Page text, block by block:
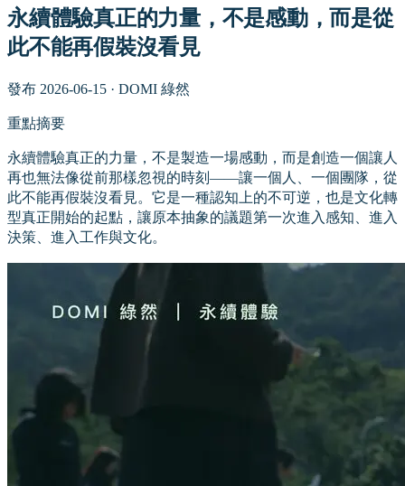
永續體驗真正的力量，不是感動，而是從
此不能再假裝沒看見
發布 2026-06-15 · DOMI 綠然
重點摘要
永續體驗真正的力量，不是製造一場感動，而是創造一個讓人
再也無法像從前那樣忽視的時刻——讓一個人、一個團隊，從
此不能再假裝沒看見。它是一種認知上的不可逆，也是文化轉
型真正開始的起點，讓原本抽象的議題第一次進入感知、進入
決策、進入工作與文化。